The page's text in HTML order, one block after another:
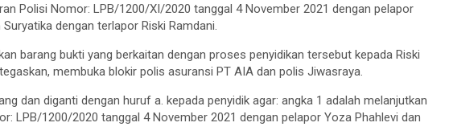
Polisi Nomor: LPB/1200/XI/2020 tanggal 4 November 2021 dengan pelapor
dengan terlapor Riski Ramdani.
barang bukti yang berkaitan dengan proses penyidikan tersebut kepada Riski
membuka blokir polis asuransi PT AIA dan polis Jiwasraya.
dan diganti dengan huruf a. kepada penyidik agar: angka 1 adalah melanjutkan
LPB/1200/2020 tanggal 4 November 2021 dengan pelapor Yoza Phahlevi dan